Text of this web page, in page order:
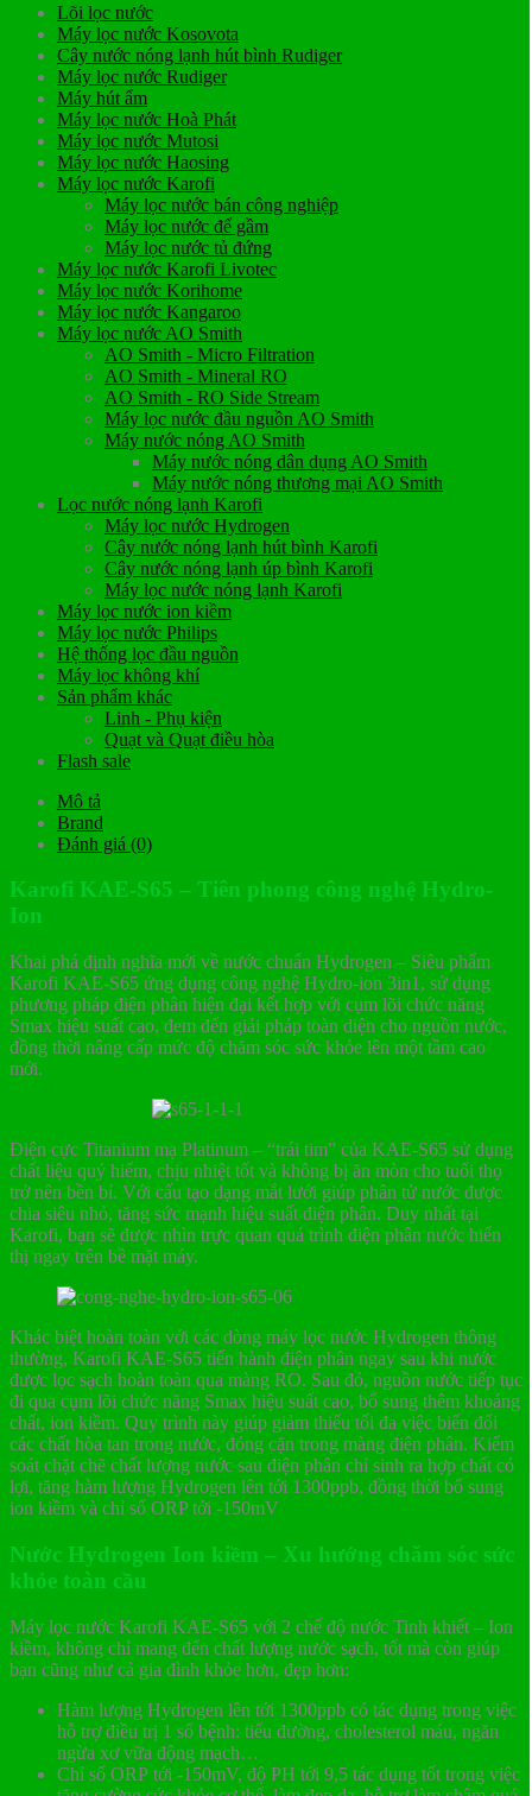
Lõi lọc nước
Máy lọc nước Kosovota
Cây nước nóng lạnh hút bình Rudiger
Máy lọc nước Rudiger
Máy hút ẩm
Máy lọc nước Hoà Phát
Máy lọc nước Mutosi
Máy lọc nước Haosing
Máy lọc nước Karofi
Máy lọc nước bán công nghiệp
Máy lọc nước để gầm
Máy lọc nước tủ đứng
Máy lọc nước Karofi Livotec
Máy lọc nước Korihome
Máy lọc nước Kangaroo
Máy lọc nước AO Smith
AO Smith - Micro Filtration
AO Smith - Mineral RO
AO Smith - RO Side Stream
Máy lọc nước đầu nguồn AO Smith
Máy nước nóng AO Smith
Máy nước nóng dân dụng AO Smith
Máy nước nóng thương mại AO Smith
Lọc nước nóng lạnh Karofi
Máy lọc nước Hydrogen
Cây nước nóng lạnh hút bình Karofi
Cây nước nóng lạnh úp bình Karofi
Máy lọc nước nóng lạnh Karofi
Máy lọc nước ion kiềm
Máy lọc nước Philips
Hệ thống lọc đầu nguồn
Máy lọc không khí
Sản phẩm khác
Linh - Phụ kiện
Quạt và Quạt điều hòa
Flash sale
Mô tả
Brand
Đánh giá (0)
Karofi KAE-S65 – Tiên phong công nghệ Hydro-
Ion
Khai phá định nghĩa mới về nước chuẩn Hydrogen – Siêu phẩm
Karofi KAE-S65 ứng dụng công nghệ Hydro-ion 3in1, sử dụng
phương pháp điện phân hiện đại kết hợp với cụm lõi chức năng
Smax hiệu suất cao, đem đến giải pháp toàn diện cho nguồn nước,
đồng thời nâng cấp mức độ chăm sóc sức khỏe lên một tầm cao
mới.
Điện cực Titanium mạ Platinum – “trái tim” của KAE-S65 sử dụng
chất liệu quý hiếm, chịu nhiệt tốt và không bị ăn mòn cho tuổi thọ
trở nên bền bỉ. Với cấu tạo dạng mắt lưới giúp phân tử nước được
chia siêu nhỏ, tăng sức mạnh hiệu suất điện phân. Duy nhất tại
Karofi, bạn sẽ được nhìn trực quan quá trình điện phân nước hiển
thị ngay trên bề mặt máy.
Khác biệt hoàn toàn với các dòng máy lọc nước Hydrogen thông
thường, Karofi KAE-S65 tiến hành điện phân ngay sau khi nước
được lọc sạch hoàn toàn qua màng RO. Sau đó, nguồn nước tiếp tục
đi qua cụm lõi chức năng Smax hiệu suất cao, bổ sung thêm khoáng
chất, ion kiềm. Quy trình này giúp giảm thiểu tối đa việc biến đổi
các chất hòa tan trong nước, đóng cặn trong màng điện phân. Kiểm
soát chặt chẽ chất lượng nước sau điện phân chỉ sinh ra hợp chất có
lợi, tăng hàm lượng Hydrogen lên tới 1300ppb, đồng thời bổ sung
ion kiềm và chỉ số ORP tới -150mV
Nước Hydrogen Ion kiềm – Xu hướng chăm sóc sức
khỏe toàn cầu
Máy lọc nước Karofi KAE-S65 với 2 chế độ nước Tinh khiết – Ion
kiềm, không chỉ mang đến chất lượng nước sạch, tốt mà còn giúp
bạn cũng như cả gia đình khỏe hơn, đẹp hơn:
Hàm lượng Hydrogen lên tới 1300ppb có tác dụng trong việc
hỗ trợ điều trị 1 số bệnh: tiểu đường, cholesterol máu, ngăn
ngừa xơ vữa động mạch…
Chỉ số ORP tới -150mV, độ PH tới 9,5 tác dụng tốt trong việc